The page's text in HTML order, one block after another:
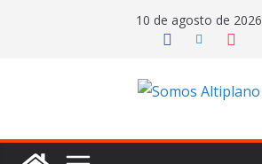
10 de agosto de 2026